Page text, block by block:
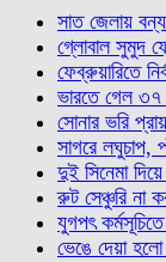
সাত জেলায়
গ্লোবাল সুমুদ
ফেব্রুয়ারিতে
ভারতে গেল ৩৭
সোনার ভরি
সাগরে লঘুচাপ,
দুই সিনেমা
রুট সেঞ্চুরি না
যুগপৎ
ভেঙে দেয়া হলো